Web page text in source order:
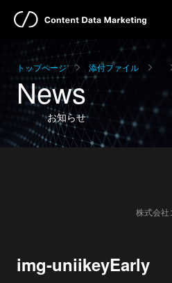
トップページ 添付ファイル
News
お知らせ
株式会社
img-uniikeyEarly